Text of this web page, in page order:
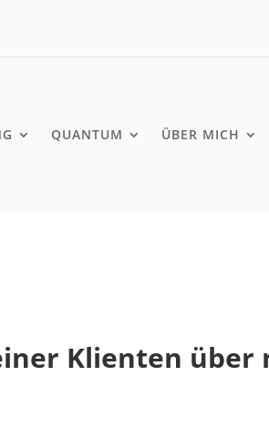
QUANTUM ÜBER MICH
Klienten über